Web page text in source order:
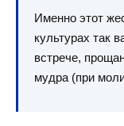
Именно этот
культурах так
встрече,
мудра (при